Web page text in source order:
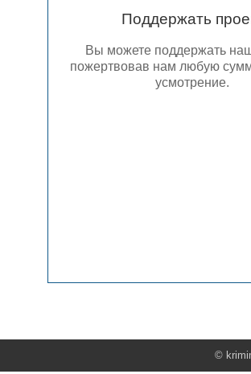
Поддержать
Вы можете поддержать
пожертвовав нам любую
усмотрение.
©